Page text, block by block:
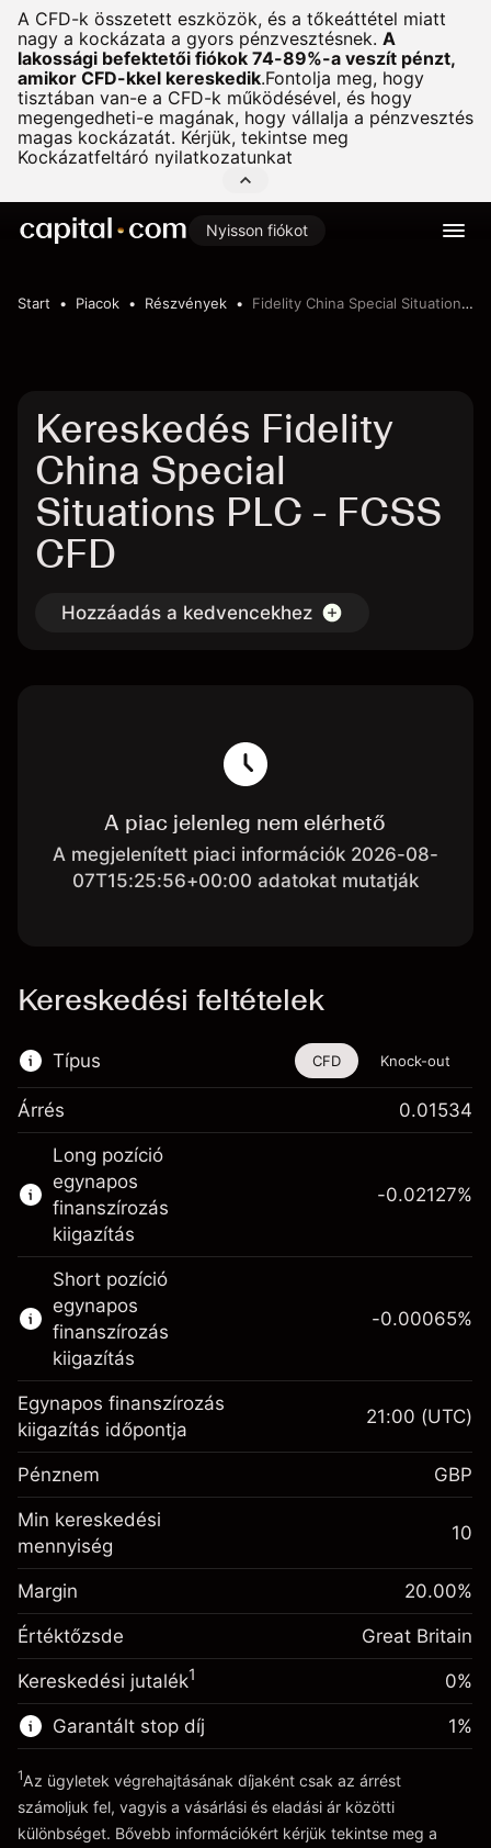
A CFD-k összetett eszközök, és a tőkeáttétel miatt
nagy a kockázata a gyors pénzvesztésnek. A
lakossági befektetői fiókok 74-89%-a veszít pénzt,
amikor CFD-kkel kereskedik.Fontolja meg, hogy
tisztában van-e a CFD-k működésével, és hogy
megengedheti-e magának, hogy vállalja a pénzvesztés
magas kockázatát. Kérjük, tekintse meg
Kockázatfeltáró nyilatkozatunkat
Nyisson fiókot
Start Piacok Részvények Fidelity China Special Situations PLC
Kereskedés Fidelity
China Special
Situations PLC - FCSS
CFD
Hozzáadás a kedvencekhez
A piac jelenleg nem elérhető
A megjelenített piaci információk 2026-08-
07T15:25:56+00:00 adatokat mutatják
Kereskedési feltételek
Típus
Ez a pénzügyi eszköz CFD-ken és Knock-
outokon keresztül is kereskedhető.
Bővebb információk:
CFD-k
Knock-outok
CFD Knock-out
Árrés 0.01534
Long pozíció
egynapos
finanszírozás
kiigazítás
Fedezet. A befektetése
£1,000.00
Egynapos finanszírozás
kiigazítás
A pozíció teljes értékéből
származó díjak
-0.021271
%
Ügyletméret tőkeáttétellel ~£5,000.00
Tőkeáttételből származó pénz ~
£4,000.00
Ugrás a platformra
-0.02127%
Short pozíció
egynapos
finanszírozás
kiigazítás
Fedezet. A befektetése
Egynapos finanszírozás
kiigazítás
A pozíció teljes értékéből
származó díjak
-0.000647
%
(-£0.03)
Ügyletméret tőkeáttétellel ~
Tőkeáttételből származó pénz ~
Ugrás a platformra
-0.00065%
Egynapos finanszírozás
kiigazítás időpontja
21:00 (UTC)
Pénznem GBP
Min kereskedési
mennyiség
10
Margin 20.00%
Értéktőzsde Great Britain
Kereskedési jutalék1 0%
Garantált stop díj 1%
1Az ügyletek végrehajtásának díjaként csak az árrést
számoljuk fel, vagyis a vásárlási és eladási ár közötti
különbséget. Bővebb információkért kérjük tekintse meg a